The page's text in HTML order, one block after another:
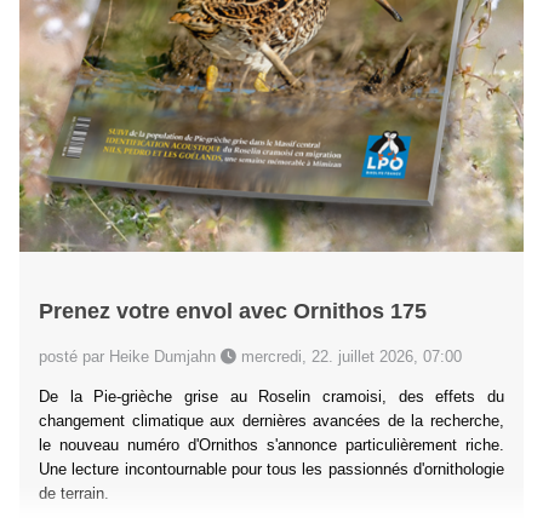
Prenez votre envol avec Ornithos 175
posté par Heike Dumjahn mercredi, 22. juillet 2026, 07:00
De la Pie-grièche grise au Roselin cramoisi, des effets du
changement climatique aux dernières avancées de la recherche,
le nouveau numéro d'Ornithos s'annonce particulièrement riche.
Une lecture incontournable pour tous les passionnés d'ornithologie
de terrain.